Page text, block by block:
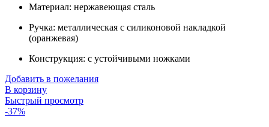
Материал: нержавеющая сталь
Ручка: металлическая с силиконовой накладкой
(оранжевая)
Конструкция: с устойчивыми ножками
Добавить в пожелания
В корзину
Быстрый просмотр
-37%